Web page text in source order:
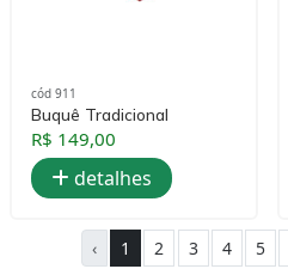
cód 911
Buquê Tradicional
R$ 149,00
detalhes
‹ 1 2 3 4 5